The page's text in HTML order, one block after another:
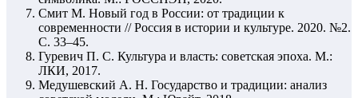
Смит М. Новый год в России: от традиции к
современности // Россия в истории и культуре. 2020. №2.
С. 33–45.
Гуревич П. С. Культура и власть: советская эпоха. М.:
ЛКИ, 2017.
Медушевский А. Н. Государство и традиции: анализ